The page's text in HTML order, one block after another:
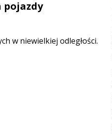
pojazdy
w niewielkiej odległości.